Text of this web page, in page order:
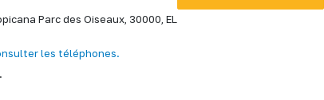
Parc des Oiseaux, 30000, EL
les téléphones.